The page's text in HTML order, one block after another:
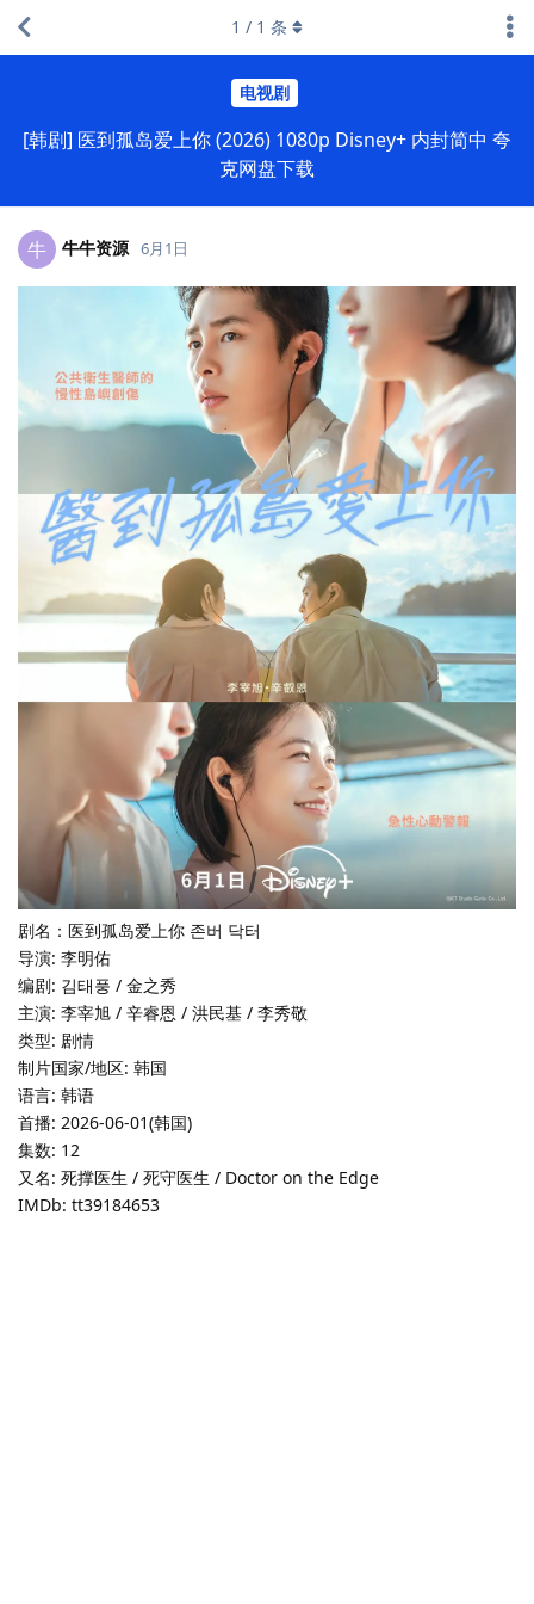
电视剧
[韩剧] 医到孤岛爱上你 (2026) 1080p Disney+ 内封简中 夸
克网盘下载
1 / 1 条
牛 牛牛资源 6月1日
剧名：医到孤岛爱上你 존버 닥터
导演: 李明佑
编剧: 김태풍 / 金之秀
主演: 李宰旭 / 辛睿恩 / 洪民基 / 李秀敬
类型: 剧情
制片国家/地区: 韩国
语言: 韩语
首播: 2026-06-01(韩国)
集数: 12
又名: 死撑医生 / 死守医生 / Doctor on the Edge
IMDb: tt39184653